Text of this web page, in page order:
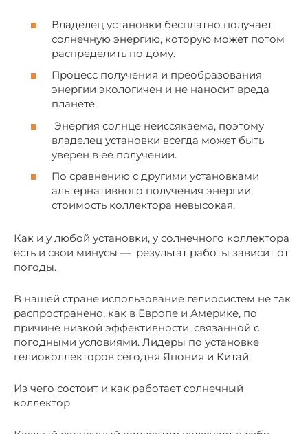
Владелец установки бесплатно получает
солнечную энергию, которую может потом
распределить по дому.
Процесс получения и преобразования
энергии экологичен и не наносит вреда
планете.
Энергия солнце неиссякаема, поэтому
владелец установки всегда может быть
уверен в ее получении.
По сравнению с другими установками
альтернативного получения энергии,
стоимость коллектора невысокая.
Как и у любой установки, у солнечного коллектора
есть и свои минусы — результат работы зависит от
погоды.
В нашей стране использование гелиосистем не так
распространено, как в Европе и Америке, по
причине низкой эффективности, связанной с
погодными условиями. Лидеры по установке
гелиоколлекторов сегодня Япония и Китай.
Из чего состоит и как работает солнечный
коллектор